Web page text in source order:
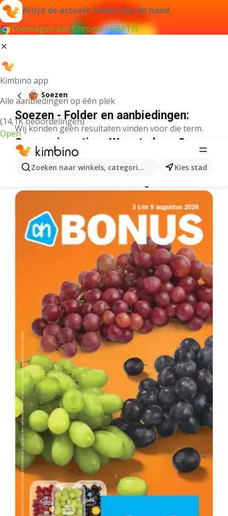
Altijd de actuele folders bij de hand
Toevoegen aan Chrome - GRATIS
Kimbino app
Alle aanbiedingen op één plek
(14,1K beoordelingen)
Open
Zoeken naar winkels, categorieën, producten...
Kies stad
Soezen
Soezen - Folder en aanbiedingen:
Wij konden geen resultaten vinden voor die term.
Soezen in actie – Waar te koop?